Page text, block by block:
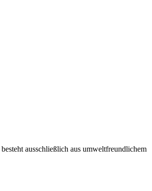
besteht ausschließlich aus umweltfreundlichem